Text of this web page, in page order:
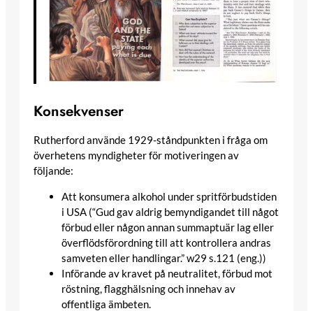
Konsekvenser
Rutherford använde 1929-ståndpunkten i fråga om
överhetens myndigheter för motiveringen av
följande:
Att konsumera alkohol under spritförbudstiden
i USA (“Gud gav aldrig bemyndigandet till något
förbud eller någon annan summaptuär lag eller
överflödsförordning till att kontrollera andras
samveten eller handlingar.” w29 s.121 (eng.))
Införande av kravet på neutralitet, förbud mot
röstning, flagghälsning och innehav av
offentliga ämbeten.